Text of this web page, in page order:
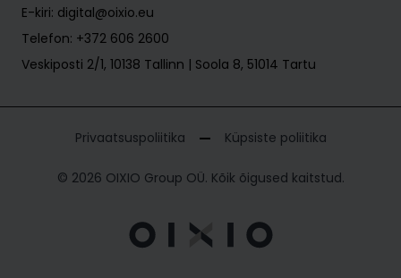
E-kiri: digital@oixio.eu
Telefon: +372 606 2600
Veskiposti 2/1, 10138 Tallinn | Soola 8, 51014 Tartu
Privaatsuspoliitika Küpsiste poliitika
© 2026 OIXIO Group OÜ. Kõik õigused kaitstud.